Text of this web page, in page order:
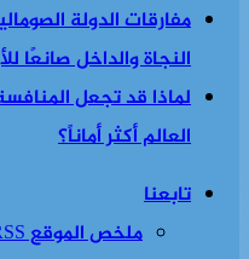
مفارقات الدولة
النجاة والداخل صانعًا
لماذا قد تجعل
العالم أكثر أماناً؟
تابعنا
ملخص الموقع RSS